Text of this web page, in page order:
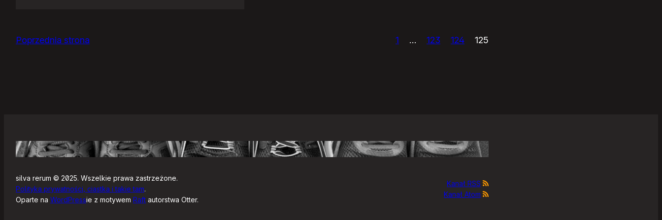
Poprzednia strona 1 … 123 124 125
silva rerum © 2025. Wszelkie prawa zastrzeżone.
Polityka prywatności, ciastka i takie tam.
Oparte na WordPressie z motywem Raft autorstwa Otter.
Kanał RSS
Kanał Atom